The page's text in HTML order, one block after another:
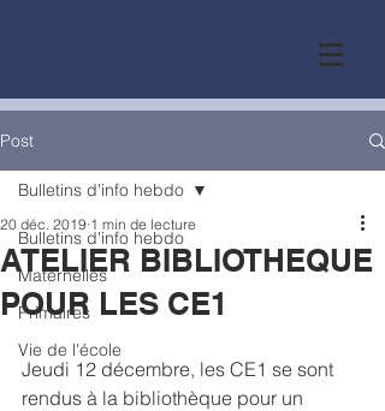
Post
Bulletins d'info hebdo
Maternelles
Primaires
Vie de l'école
Bulletins d'info hebdo
ATELIER BIBLIOTHEQUE
POUR LES CE1
20 déc. 2019 1 min de lecture
Jeudi 12 décembre, les CE1 se sont
rendus à la bibliothèque pour un